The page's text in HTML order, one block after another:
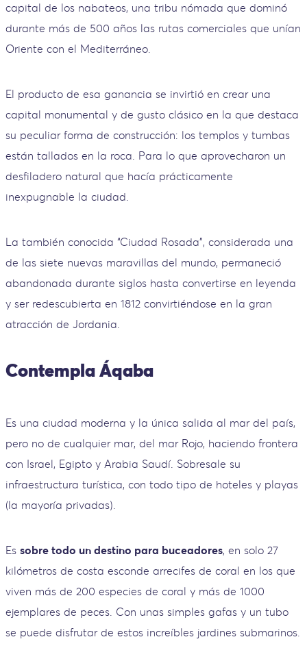
capital de los nabateos, una tribu nómada que dominó
durante más de 500 años las rutas comerciales que unían
Oriente con el Mediterráneo.
El producto de esa ganancia se invirtió en crear una
capital monumental y de gusto clásico en la que destaca
su peculiar forma de construcción: los templos y tumbas
están tallados en la roca. Para lo que aprovecharon un
desfiladero natural que hacía prácticamente
inexpugnable la ciudad.
La también conocida “Ciudad Rosada”, considerada una
de las siete nuevas maravillas del mundo, permaneció
abandonada durante siglos hasta convertirse en leyenda
y ser redescubierta en 1812 convirtiéndose en la gran
atracción de Jordania.
Contempla Áqaba
Es una ciudad moderna y la única salida al mar del país,
pero no de cualquier mar, del mar Rojo, haciendo frontera
con Israel, Egipto y Arabia Saudí. Sobresale su
infraestructura turística, con todo tipo de hoteles y playas
(la mayoría privadas).
Es sobre todo un destino para buceadores, en solo 27
kilómetros de costa esconde arrecifes de coral en los que
viven más de 200 especies de coral y más de 1000
ejemplares de peces. Con unas simples gafas y un tubo
se puede disfrutar de estos increíbles jardines submarinos.